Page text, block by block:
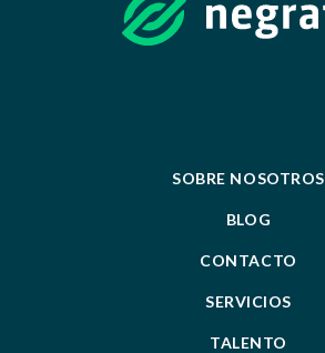
SOBRE NOSOTROS
BLOG
CONTACTO
SERVICIOS
TALENTO